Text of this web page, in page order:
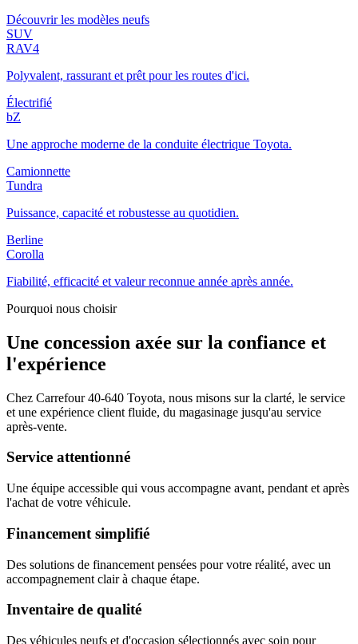
Découvrir les modèles neufs
SUV
RAV4
Polyvalent, rassurant et prêt pour les routes d'ici.
Électrifié
bZ
Une approche moderne de la conduite électrique Toyota.
Camionnette
Tundra
Puissance, capacité et robustesse au quotidien.
Berline
Corolla
Fiabilité, efficacité et valeur reconnue année après année.
Pourquoi nous choisir
Une concession axée sur la confiance et
l'expérience
Chez Carrefour 40-640 Toyota, nous misons sur la clarté, le service
et une expérience client fluide, du magasinage jusqu'au service
après-vente.
Service attentionné
Une équipe accessible qui vous accompagne avant, pendant et après
l'achat de votre véhicule.
Financement simplifié
Des solutions de financement pensées pour votre réalité, avec un
accompagnement clair à chaque étape.
Inventaire de qualité
Des véhicules neufs et d'occasion sélectionnés avec soin pour